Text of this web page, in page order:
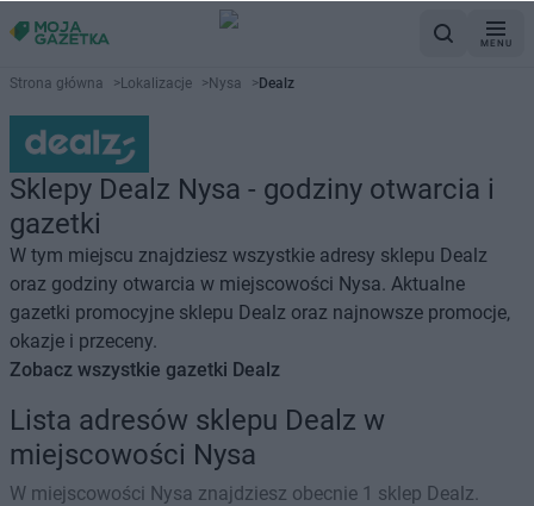
MENU
Strona główna >Lokalizacje >Nysa >Dealz
Sklepy Dealz Nysa - godziny otwarcia i
gazetki
W tym miejscu znajdziesz wszystkie adresy sklepu Dealz
oraz godziny otwarcia w miejscowości Nysa. Aktualne
gazetki promocyjne sklepu Dealz oraz najnowsze promocje,
okazje i przeceny.
Zobacz wszystkie gazetki Dealz
Lista adresów sklepu Dealz w
miejscowości Nysa
W miejscowości Nysa znajdziesz obecnie 1 sklep Dealz.